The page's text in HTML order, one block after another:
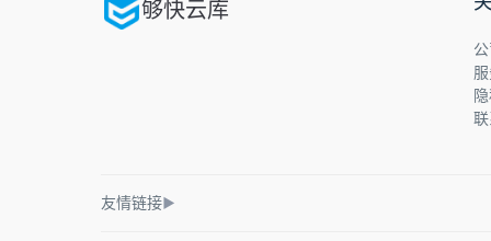
够快云库
友情链接▶